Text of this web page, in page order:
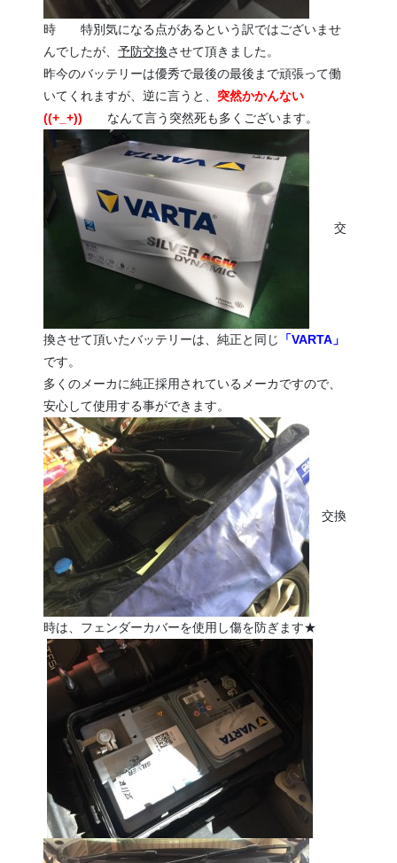
時 特別気になる点があるという訳ではございませ
んでしたが、予防交換させて頂きました。
昨今のバッテリーは優秀で最後の最後まで頑張って働
いてくれますが、逆に言うと、 突然かかんない
((+_+)) なんて言う突然死も多くございます。
交
換させて頂いたバッテリーは、純正と同じ
「VARTA」
です。
多くのメーカに純正採用されているメーカですので、
安心して使用する事ができます。
交換
時は、フェンダーカバーを使用し傷を防ぎます★